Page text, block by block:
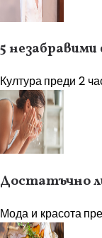
5
Културапреди 2
Достатъчно
Мода и красота